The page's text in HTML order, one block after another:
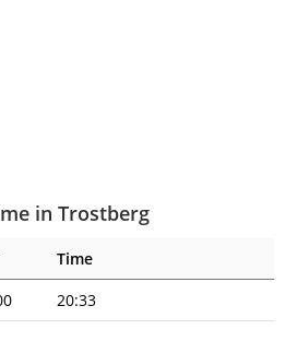
in Trostberg
Time
20:33